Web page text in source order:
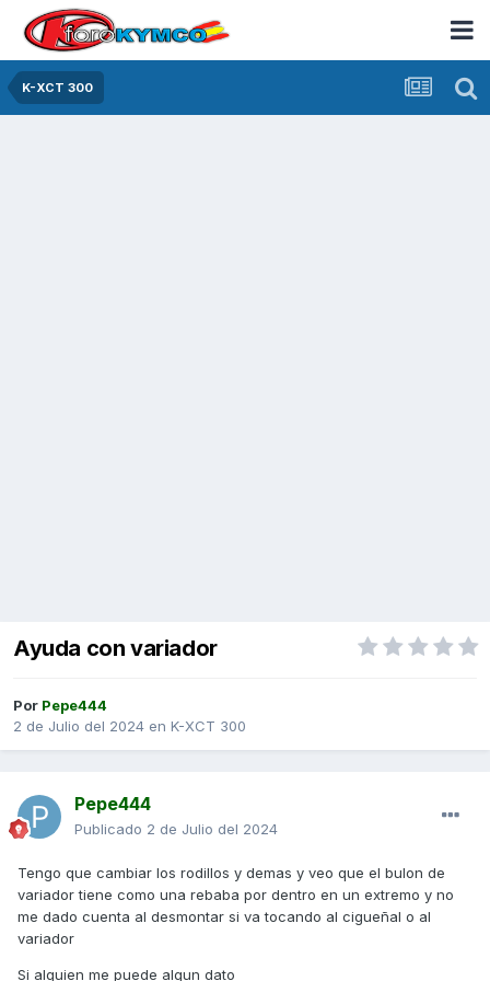
K-XCT 300
Ayuda con variador
Por Pepe444
2 de Julio del 2024 en K-XCT 300
Pepe444
Publicado 2 de Julio del 2024
Tengo que cambiar los rodillos y demas y veo que el bulon de
variador tiene como una rebaba por dentro en un extremo y no
me dado cuenta al desmontar si va tocando al cigueñal o al
variador
Si alguien me puede algun dato